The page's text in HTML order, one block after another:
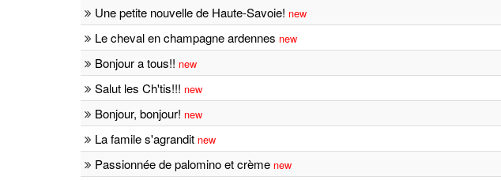
Une petite nouvelle de Haute-Savoie! new
Le cheval en champagne ardennes new
Bonjour a tous!! new
Salut les Ch'tis!!! new
Bonjour, bonjour! new
La famile s'agrandit new
Passionnée de palomino et crème new